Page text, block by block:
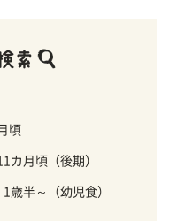
頃
カ月頃（後期）
1歳半～（幼児食）